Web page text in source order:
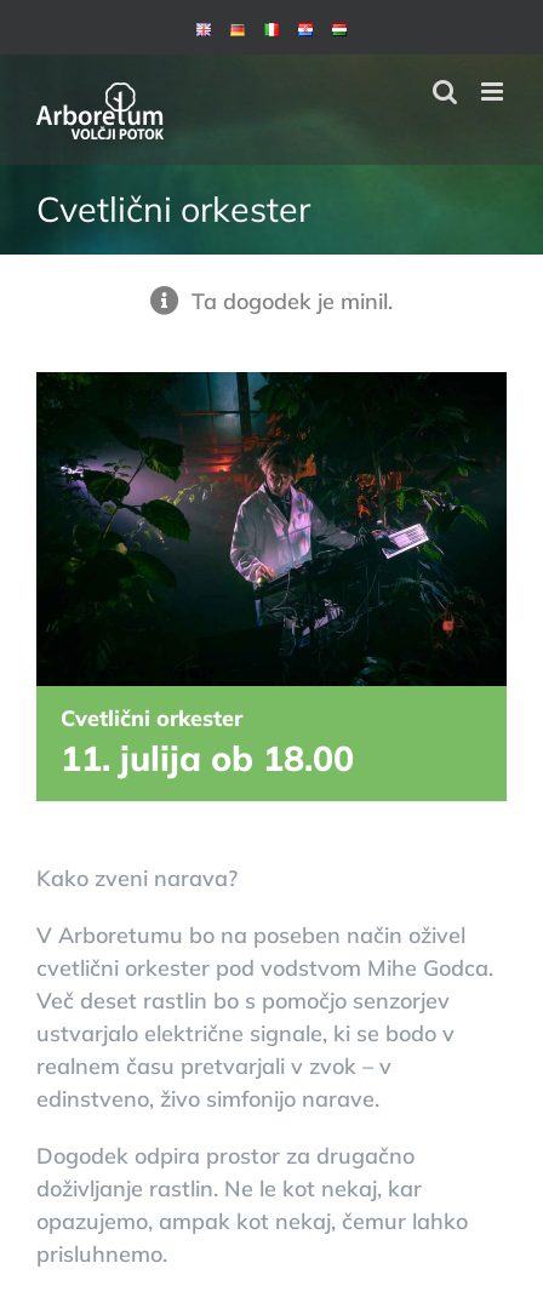
Cvetlični orkester
Ta dogodek je minil.
Cvetlični orkester
11. julija ob 18.00
Kako zveni narava?
V Arboretumu bo na poseben način oživel
cvetlični orkester pod vodstvom Mihe Godca.
Več deset rastlin bo s pomočjo senzorjev
ustvarjalo električne signale, ki se bodo v
realnem času pretvarjali v zvok – v
edinstveno, živo simfonijo narave.
Dogodek odpira prostor za drugačno
doživljanje rastlin. Ne le kot nekaj, kar
opazujemo, ampak kot nekaj, čemur lahko
prisluhnemo.